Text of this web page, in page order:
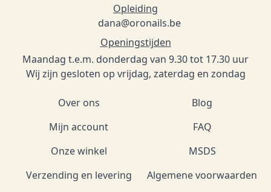
Opleiding
dana@oronails.be
Openingstijden
Maandag t.e.m. donderdag van 9.30 tot 17.30 uur
Wij zijn gesloten op vrijdag, zaterdag en zondag
Over ons
Mijn account
Onze winkel
Verzending en levering
Blog
FAQ
MSDS
Algemene voorwaarden